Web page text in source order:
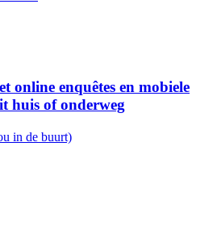
online enquêtes en mobiele
huis of onderweg
in de buurt)